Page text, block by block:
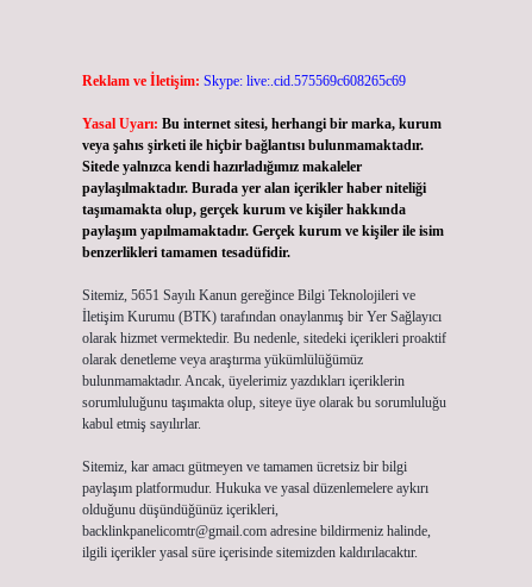
Reklam ve İletişim: Skype: live:.cid.575569c608265c69
Yasal Uyarı: Bu internet sitesi, herhangi bir marka, kurum
veya şahıs şirketi ile hiçbir bağlantısı bulunmamaktadır.
Sitede yalnızca kendi hazırladığımız makaleler
paylaşılmaktadır. Burada yer alan içerikler haber niteliği
taşımamakta olup, gerçek kurum ve kişiler hakkında
paylaşım yapılmamaktadır. Gerçek kurum ve kişiler ile isim
benzerlikleri tamamen tesadüfidir.
Sitemiz, 5651 Sayılı Kanun gereğince Bilgi Teknolojileri ve
İletişim Kurumu (BTK) tarafından onaylanmış bir Yer Sağlayıcı
olarak hizmet vermektedir. Bu nedenle, sitedeki içerikleri proaktif
olarak denetleme veya araştırma yükümlülüğümüz
bulunmamaktadır. Ancak, üyelerimiz yazdıkları içeriklerin
sorumluluğunu taşımakta olup, siteye üye olarak bu sorumluluğu
kabul etmiş sayılırlar.
Sitemiz, kar amacı gütmeyen ve tamamen ücretsiz bir bilgi
paylaşım platformudur. Hukuka ve yasal düzenlemelere aykırı
olduğunu düşündüğünüz içerikleri,
backlinkpanelicomtr@gmail.comadresine bildirmeniz halinde,
ilgili içerikler yasal süre içerisinde sitemizden kaldırılacaktır.